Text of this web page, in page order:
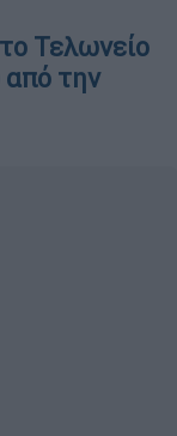
Τελωνείο
την